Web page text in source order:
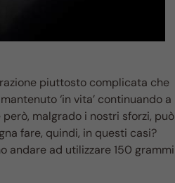
piuttosto complicata che
‘in vita’ continuando a
malgrado i nostri sforzi, può
fare, quindi, in questi casi?
andare ad utilizzare 150 grammi